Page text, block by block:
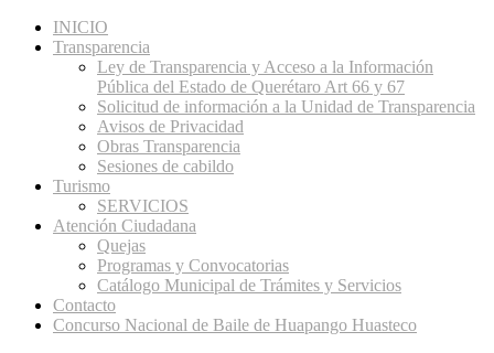
INICIO
Transparencia
Ley de Transparencia y Acceso a la Información
Pública del Estado de Querétaro Art 66 y 67
Solicitud de información a la Unidad de Transparencia
Avisos de Privacidad
Obras Transparencia
Sesiones de cabildo
Turismo
SERVICIOS
Atención Ciudadana
Quejas
Programas y Convocatorias
Catálogo Municipal de Trámites y Servicios
Contacto
Concurso Nacional de Baile de Huapango Huasteco